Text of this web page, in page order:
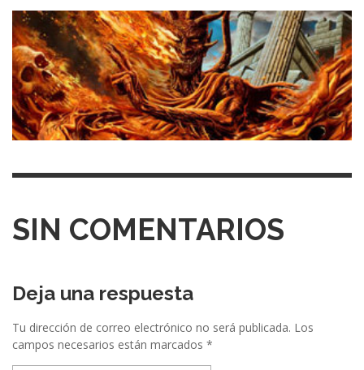
SIN COMENTARIOS
Deja una respuesta
Tu dirección de correo electrónico no será publicada. Los
campos necesarios están marcados *